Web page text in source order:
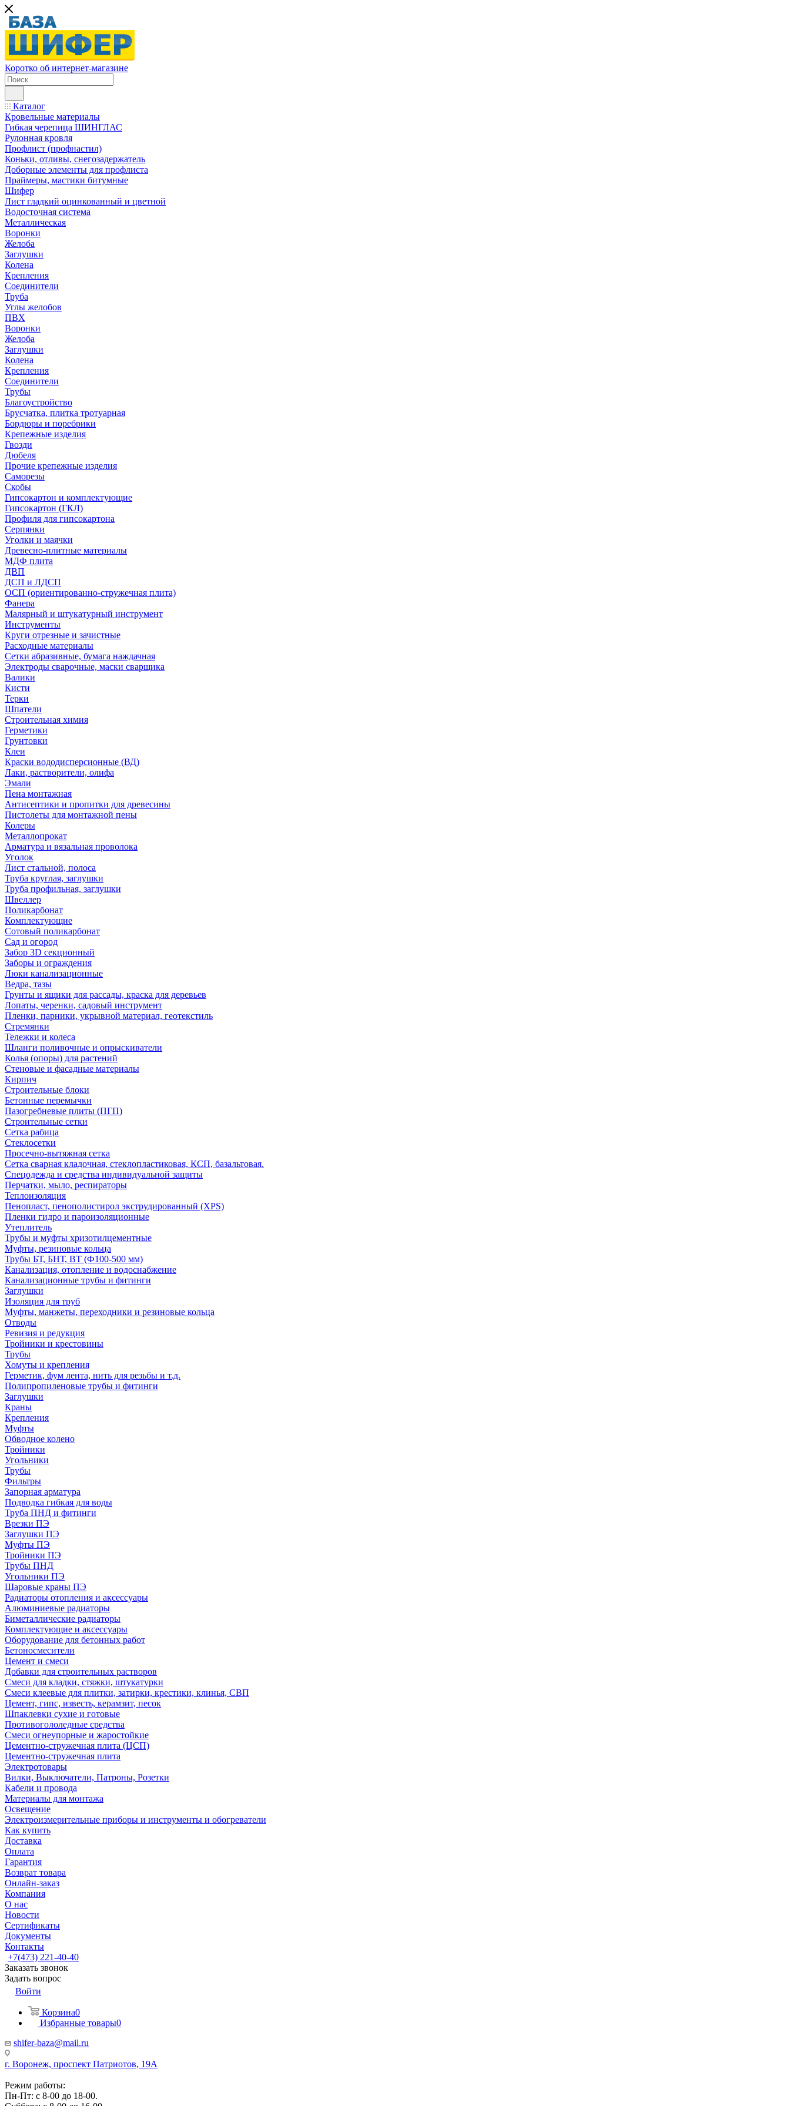
Коротко об интернет-магазине
Каталог
Кровельные материалы
Гибкая черепица ШИНГЛАС
Рулонная кровля
Профлист (профнастил)
Коньки, отливы, снегозадержатель
Доборные элементы для профлиста
Праймеры, мастики битумные
Шифер
Лист гладкий оцинкованный и цветной
Водосточная система
Металлическая
Воронки
Желоба
Заглушки
Колена
Крепления
Соединители
Труба
Углы желобов
ПВХ
Воронки
Желоба
Заглушки
Колена
Крепления
Соединители
Трубы
Благоустройство
Брусчатка, плитка тротуарная
Бордюры и поребрики
Крепежные изделия
Гвозди
Дюбеля
Прочие крепежные изделия
Саморезы
Скобы
Гипсокартон и комплектующие
Гипсокартон (ГКЛ)
Профиля для гипсокартона
Серпянки
Уголки и маячки
Древесно-плитные материалы
МДФ плита
ДВП
ДСП и ЛДСП
ОСП (ориентированно-стружечная плита)
Фанера
Малярный и штукатурный инструмент
Инструменты
Круги отрезные и зачистные
Расходные материалы
Сетки абразивные, бумага наждачная
Электроды сварочные, маски сварщика
Валики
Кисти
Терки
Шпатели
Строительная химия
Герметики
Грунтовки
Клеи
Краски вододисперсионные (ВД)
Лаки, растворители, олифа
Эмали
Пена монтажная
Антисептики и пропитки для древесины
Пистолеты для монтажной пены
Колеры
Металлопрокат
Арматура и вязальная проволока
Уголок
Лист стальной, полоса
Труба круглая, заглушки
Труба профильная, заглушки
Швеллер
Поликарбонат
Комплектующие
Сотовый поликарбонат
Сад и огород
Забор 3D секционный
Заборы и ограждения
Люки канализационные
Ведра, тазы
Грунты и ящики для рассады, краска для деревьев
Лопаты, черенки, садовый инструмент
Пленки, парники, укрывной материал, геотекстиль
Стремянки
Тележки и колеса
Шланги поливочные и опрыскиватели
Колья (опоры) для растений
Стеновые и фасадные материалы
Кирпич
Строительные блоки
Бетонные перемычки
Пазогребневые плиты (ПГП)
Строительные сетки
Сетка рабица
Стеклосетки
Просечно-вытяжная сетка
Сетка сварная кладочная, стеклопластиковая, КСП, базальтовая.
Спецодежда и средства индивидуальной защиты
Перчатки, мыло, респираторы
Теплоизоляция
Пенопласт, пенополистирол экструдированный (XPS)
Пленки гидро и пароизоляционные
Утеплитель
Трубы и муфты хризотилцементные
Муфты, резиновые кольца
Трубы БТ, БНТ, ВТ (Ф100-500 мм)
Канализация, отопление и водоснабжение
Канализационные трубы и фитинги
Заглушки
Изоляция для труб
Муфты, манжеты, переходники и резиновые кольца
Отводы
Ревизия и редукция
Тройники и крестовины
Трубы
Хомуты и крепления
Герметик, фум лента, нить для резьбы и т.д.
Полипропиленовые трубы и фитинги
Заглушки
Краны
Крепления
Муфты
Обводное колено
Тройники
Угольники
Трубы
Фильтры
Запорная арматура
Подводка гибкая для воды
Труба ПНД и фитинги
Врезки ПЭ
Заглушки ПЭ
Муфты ПЭ
Тройники ПЭ
Трубы ПНД
Угольники ПЭ
Шаровые краны ПЭ
Радиаторы отопления и аксессуары
Алюминиевые радиаторы
Биметаллические радиаторы
Комплектующие и аксессуары
Оборудование для бетонных работ
Бетоносмесители
Цемент и смеси
Добавки для строительных растворов
Смеси для кладки, стяжки, штукатурки
Смеси клеевые для плитки, затирки, крестики, клинья, СВП
Цемент, гипс, известь, керамзит, песок
Шпаклевки сухие и готовые
Противогололедные средства
Смеси огнеупорные и жаростойкие
Цементно-стружечная плита (ЦСП)
Цементно-стружечная плита
Электротовары
Вилки, Выключатели, Патроны, Розетки
Кабели и провода
Материалы для монтажа
Освещение
Электроизмерительные приборы и инструменты и обогреватели
Как купить
Доставка
Оплата
Гарантия
Возврат товара
Онлайн-заказ
Компания
О нас
Новости
Сертификаты
Документы
Контакты
+7(473) 221-40-40
Заказать звонок
Задать вопрос
Войти
Корзина0
Избранные товары0
shifer-baza@mail.ru
г. Воронеж, проспект Патриотов, 19А
Режим работы:
Пн-Пт: с 8-00 до 18-00.